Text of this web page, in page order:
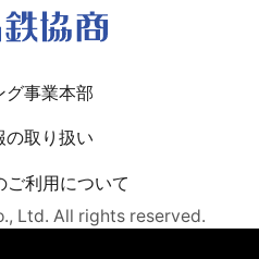
グ事業本部
の取り扱い
ご利用について
Ltd. All rights reserved.